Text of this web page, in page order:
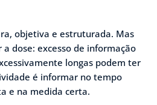
objetiva e estruturada. Mas
dose: excesso de informação
longas podem ter
é informar no tempo
e na medida certa.